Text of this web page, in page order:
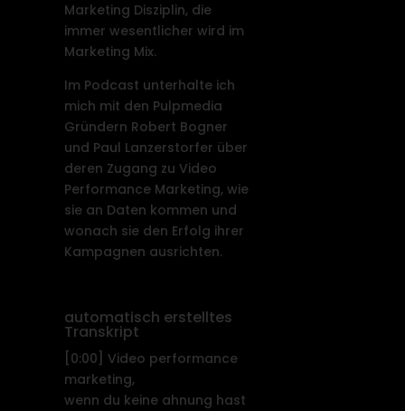
Marketing Disziplin, die
immer wesentlicher wird im
Marketing Mix.
Im Podcast unterhalte ich
mich mit den Pulpmedia
Gründern Robert Bogner
und Paul Lanzerstorfer über
deren Zugang zu Video
Performance Marketing, wie
sie an Daten kommen und
wonach sie den Erfolg ihrer
Kampagnen ausrichten.
automatisch erstelltes
Transkript
[0:00] Video performance
marketing,
wenn du keine ahnung hast